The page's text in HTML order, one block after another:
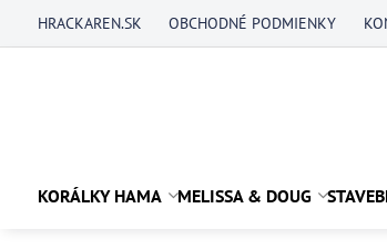
HRACKAREN.SK OBCHODNÉ PODMIENKY
KORÁLKY HAMA MELISSA & DOUG